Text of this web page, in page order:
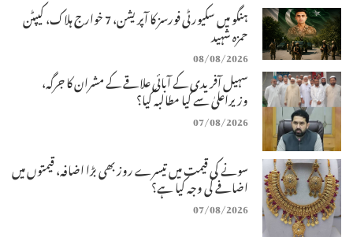
ہنگو میں سکیورٹی فورسز کا آپریشن، 7 خوارج ہلاک، کیپٹن
حمزہ شہید
08/08/2026
سہیل آفریدی کے آبائی علاقے کے مشران کا جرگہ،
وزیراعلیٰ سے کیا مطالبہ کیا؟
07/08/2026
سونے کی قیمت میں تیسرے روز بھی بڑا اضافہ، قیمتوں میں
اضافے کی وجہ کیا ہے؟
07/08/2026